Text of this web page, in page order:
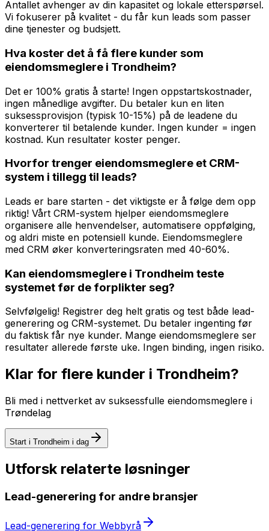
Antallet avhenger av din kapasitet og lokale etterspørsel.
Vi fokuserer på kvalitet - du får kun leads som passer
dine tjenester og budsjett.
Hva koster det å få flere kunder som
eiendomsmeglere i Trondheim?
Det er 100% gratis å starte! Ingen oppstartskostnader,
ingen månedlige avgifter. Du betaler kun en liten
suksessprovisjon (typisk 10-15%) på de leadene du
konverterer til betalende kunder. Ingen kunder = ingen
kostnad. Kun resultater koster penger.
Hvorfor trenger eiendomsmeglere et CRM-
system i tillegg til leads?
Leads er bare starten - det viktigste er å følge dem opp
riktig! Vårt CRM-system hjelper eiendomsmeglere
organisere alle henvendelser, automatisere oppfølging,
og aldri miste en potensiell kunde. Eiendomsmeglere
med CRM øker konverteringsraten med 40-60%.
Kan eiendomsmeglere i Trondheim teste
systemet før de forplikter seg?
Selvfølgelig! Registrer deg helt gratis og test både lead-
generering og CRM-systemet. Du betaler ingenting før
du faktisk får nye kunder. Mange eiendomsmeglere ser
resultater allerede første uke. Ingen binding, ingen risiko.
Klar for flere kunder i Trondheim?
Bli med i nettverket av suksessfulle eiendomsmeglere i
Trøndelag
Start i Trondheim i dag
Utforsk relaterte løsninger
Lead-generering for andre bransjer
Lead-generering for Webbyrå